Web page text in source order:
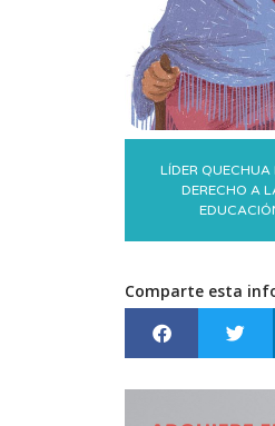
LÍDER QUECHUA
DERECHO A
Comparte esta